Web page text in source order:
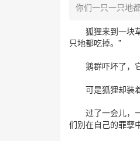
你们一只一只
狐狸来到一块草
只地都吃掉。”
鹅群吓坏了，它
可是狐狸却装着
过了一会儿，一
们别在自己的罪孽